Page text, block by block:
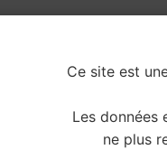
Ce site est
Les données
ne plus